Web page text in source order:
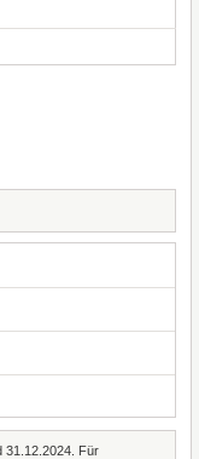
31.12.2024. Für